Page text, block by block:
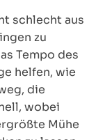
schlecht aus
zu
Tempo des
helfen, wie
die
wobei
Mühe